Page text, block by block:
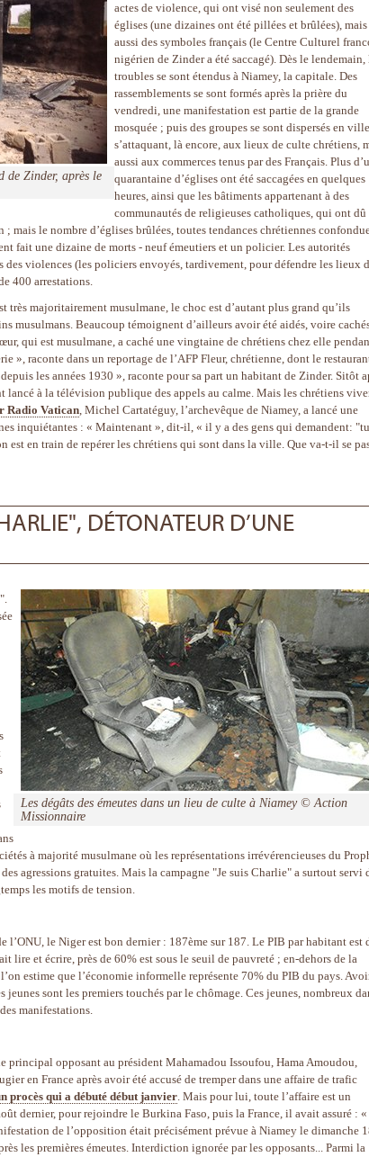
de Zinder, après le
actes de violence, qui ont visé non seulement des
églises (une dizaines ont été pillées et brûlées), mais
aussi des symboles français (le Centre Culturel
nigérien de Zinder a été saccagé). Dès le lendemain,
troubles se sont étendus à Niamey, la capitale. Des
rassemblements se sont formés après la prière du
vendredi, une manifestation est partie de la grande
mosquée ; puis des groupes se sont dispersés en
s’attaquant, là encore, aux lieux de culte chrétiens,
aussi aux commerces tenus par des Français. Plus
quarantaine d’églises ont été saccagées en quelques
heures, ainsi que les bâtiments appartenant à des
communautés de religieuses catholiques, qui ont dû
le nombre d’églises brûlées, toutes tendances chrétiennes
fait une dizaine de morts - neuf émeutiers et un policier. Les autorités
des violences (les policiers envoyés, tardivement, pour défendre les lieux
400 arrestations.
majoritairement musulmane, le choc est d’autant plus grand qu’ils
musulmans. Beaucoup témoignent d’ailleurs avoir été aidés, voire
qui est musulmane, a caché une vingtaine de chrétiens chez elle
», raconte dans un reportage de l’AFP Fleur, chrétienne, dont le
les années 1930 », raconte pour sa part un habitant de Zinder. Sitôt
lancé à la télévision publique des appels au calme. Mais les chrétiens
Radio Vatican, Michel Cartatéguy, l’archevêque de Niamey, a lancé une
inquiétantes : « Maintenant », dit-il, « il y a des gens qui demandent:
en train de repérer les chrétiens qui sont dans la ville. Que va-t-il se
DÉTONATEUR D’UNE
Les dégâts des émeutes dans un lieu de culte à Niamey © Action
Missionnaire
à majorité musulmane où les représentations irrévérencieuses du
agressions gratuites. Mais la campagne "Je suis Charlie" a surtout servi
les motifs de tension.
l’ONU, le Niger est bon dernier : 187ème sur 187. Le PIB par habitant est
lire et écrire, près de 60% est sous le seuil de pauvreté ; en-dehors de la
estime que l’économie informelle représente 70% du PIB du pays.
sont les premiers touchés par le chômage. Ces jeunes, nombreux
manifestations.
opposant au président Mahamadou Issoufou, Hama Amoudou,
en France après avoir été accusé de tremper dans une affaire de trafic
procès qui a débuté début janvier. Mais pour lui, toute l’affaire est un
dernier, pour rejoindre le Burkina Faso, puis la France, il avait assuré : «
de l’opposition était précisément prévue à Niamey le dimanche
les premières émeutes. Interdiction ignorée par les opposants... Parmi la